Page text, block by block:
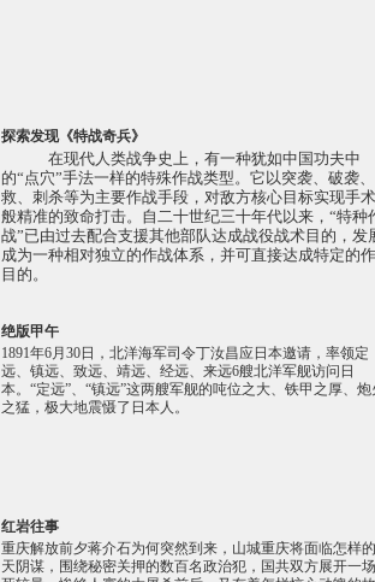
探索发现《特战奇兵》
在现代人类战争史上，有一种犹如中国功夫中
的“点穴”手法一样的特殊作战类型。它以突袭、破袭
救、刺杀等为主要作战手段，对敌方核心目标实现手
般精准的致命打击。自二十世纪三十年代以来，“特种
战”已由过去配合支援其他部队达成战役战术目的，发
成为一种相对独立的作战体系，并可直接达成特定的
目的。
绝版甲午
1891年6月30日，北洋海军司令丁汝昌应日本邀请，率领定
远、镇远、致远、靖远、经远、来远6艘北洋军舰访问日
本。“定远”、“镇远”这两艘军舰的吨位之大、铁甲之厚、炮
之猛，极大地震慑了日本人。
红岩往事
重庆解放前夕蒋介石为何突然到来，山城重庆将面临怎样
天阴谋，围绕秘密关押的数百名政治犯，国共双方展开一